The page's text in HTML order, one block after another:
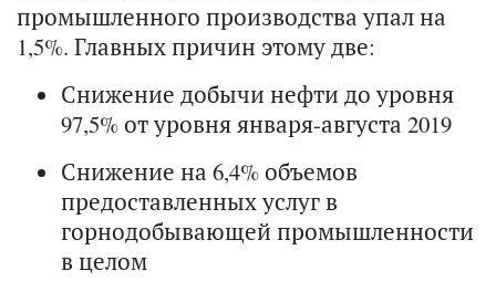
промышленного производства упал на
1,5%. Главных причин этому две:
Снижение добычи нефти до уровня
97,5% от уровня января-августа 2019
Снижение на 6,4% объемов
предоставленных услуг в
горнодобывающей промышленности
в целом